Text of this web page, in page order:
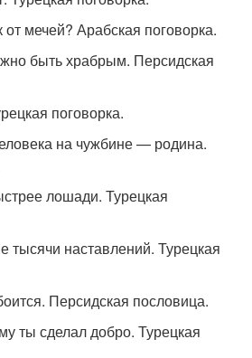
мечей? Арабская поговорка.
быть храбрым. Персидская
поговорка.
на чужбине — родина.
лошади. Турецкая
тысячи наставлений. Турецкая
Персидская пословица.
ты сделал добро. Турецкая